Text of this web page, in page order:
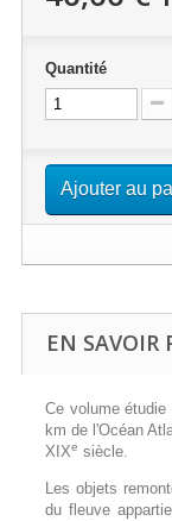
Quantité
Ajouter au
EN SAVOIR
Ce volume
km de l'Océan
XIXe siècle.
Les objets
du fleuve